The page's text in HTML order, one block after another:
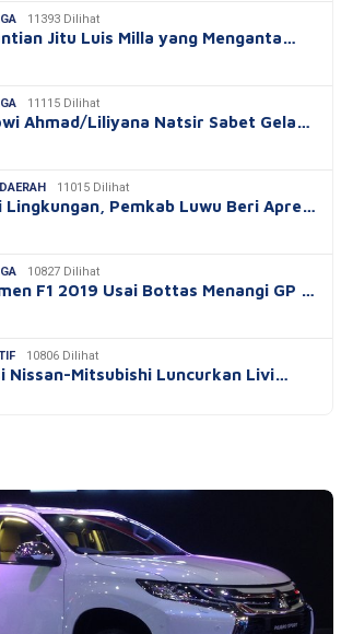
11393 Dilihat
Jitu Luis Milla yang Menganta…
11115 Dilihat
Ahmad/Liliyana Natsir Sabet Gela…
DAERAH 11015 Dilihat
Lingkungan, Pemkab Luwu Beri Apre…
10827 Dilihat
F1 2019 Usai Bottas Menangi GP …
10806 Dilihat
Nissan-Mitsubishi Luncurkan Livi…